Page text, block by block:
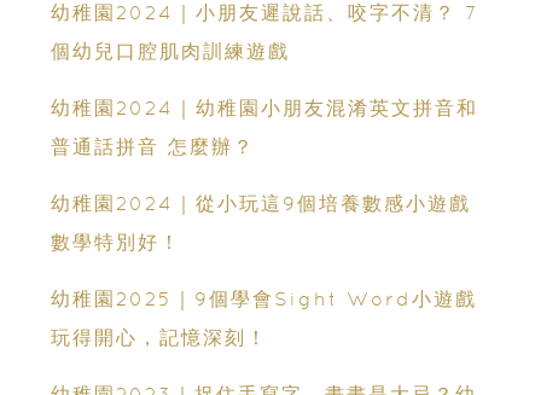
幼稚園2024｜小朋友遲說話、咬字不清？ 7
個幼兒口腔肌肉訓練遊戲
幼稚園2024｜幼稚園小朋友混淆英文拼音和
普通話拼音 怎麼辦？
幼稚園2024｜從小玩這9個培養數感小遊戲
數學特別好！
幼稚園2025｜9個學會Sight Word小遊戲
玩得開心，記憶深刻！